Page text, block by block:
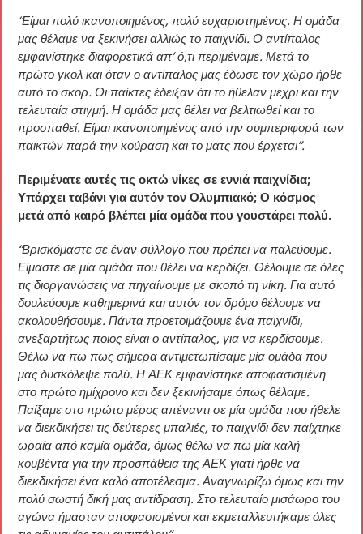
“Είμαι πολύ ικανοποιημένος, πολύ ευχαριστημένος. Η ομάδα
μας θέλαμε να ξεκινήσει αλλιώς το παιχνίδι. Ο αντίπαλος
εμφανίστηκε διαφορετικά απ’ ό,τι περιμέναμε. Μετά το
πρώτο γκολ και όταν ο αντίπαλος μας έδωσε τον χώρο ήρθε
αυτό το σκορ. Οι παίκτες έδειξαν ότι το ήθελαν μέχρι και την
τελευταία στιγμή. Η ομάδα μας θέλει να βελτιωθεί και το
προσπαθεί. Είμαι ικανοποιημένος από την συμπεριφορά των
παικτών παρά την κούραση και το ματς που έρχεται”.
Περιμένατε αυτές τις οκτώ νίκες σε εννιά παιχνίδια;
Υπάρχει ταβάνι για αυτόν τον Ολυμπιακό; Ο κόσμος
μετά από καιρό βλέπει μία ομάδα που γουστάρει πολύ.
“Βρισκόμαστε σε έναν σύλλογο που πρέπει να παλεύουμε.
Είμαστε σε μία ομάδα που θέλει να κερδίζει. Θέλουμε σε όλες
τις διοργανώσεις να πηγαίνουμε με σκοπό τη νίκη. Για αυτό
δουλεύουμε καθημερινά και αυτόν τον δρόμο θέλουμε να
ακολουθήσουμε. Πάντα προετοιμάζουμε ένα παιχνίδι,
ανεξαρτήτως ποιος είναι ο αντίπαλος, για να κερδίσουμε.
Θέλω να πω πως σήμερα αντιμετωπίσαμε μία ομάδα που
μας δυσκόλεψε πολύ. Η ΑΕΚ εμφανίστηκε αποφασισμένη
στο πρώτο ημίχρονο και δεν ξεκινήσαμε όπως θέλαμε.
Παίξαμε στο πρώτο μέρος απέναντι σε μία ομάδα που ήθελε
να διεκδικήσει τις δεύτερες μπαλιές, το παιχνίδι δεν παίχτηκε
ωραία από καμία ομάδα, όμως θέλω να πω μία καλή
κουβέντα για την προσπάθεια της ΑΕΚ γιατί ήρθε να
διεκδικήσει ένα καλό αποτέλεσμα. Αναγνωρίζω όμως και την
πολύ σωστή δική μας αντίδραση. Στο τελευταίο μισάωρο του
αγώνα ήμασταν αποφασισμένοι και εκμεταλλευτήκαμε όλες